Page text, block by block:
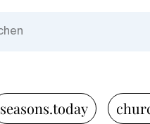
seasons.today